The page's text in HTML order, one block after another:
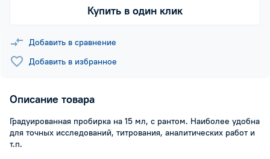
Купить в один клик
Добавить в сравнение
Добавить в избранное
Описание товара
Градуированная пробирка на 15 мл, с рантом. Наиболее удобна
для точных исследований, титрования, аналитических работ и
т.п.